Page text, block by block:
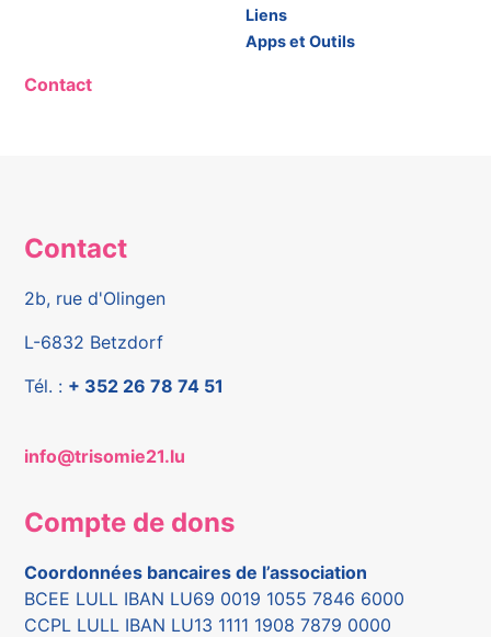
Liens
Apps et Outils
Contact
Contact
2b, rue d'Olingen
L-6832 Betzdorf
Tél. : + 352 26 78 74 51
info@trisomie21.lu
Compte de dons
Coordonnées bancaires de l’association
BCEE LULL IBAN LU69 0019 1055 7846 6000
CCPL LULL IBAN LU13 1111 1908 7879 0000